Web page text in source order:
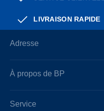
LIVRAISON RAPIDE
Adresse
À propos de BP
Service